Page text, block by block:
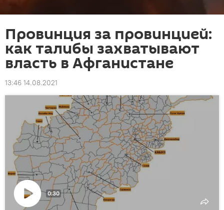
Провинция за провинцией:
как талибы захватывают
власть в Афганистане
13:46 14.08.2021
0:30